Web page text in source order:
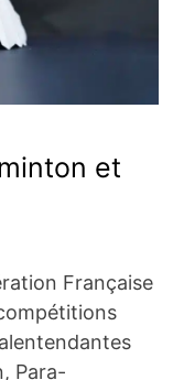
et
Française
Para-